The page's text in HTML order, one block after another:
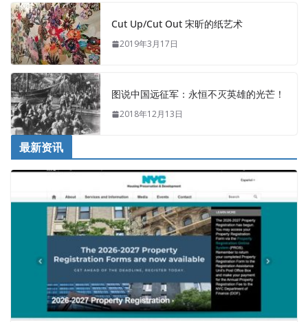
Cut Up/Cut Out 宋昕的纸艺术
2019年3月17日
图说中国远征军：永恒不灭英雄的光芒！
2018年12月13日
最新资讯